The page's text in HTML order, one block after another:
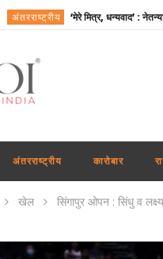
अंतरराष्ट्रीय
राजनीति
राष्ट्रीय
अंतरराष्ट्रीय
कारोबार
अंतरराष्ट्रीय
अंतरराष्ट्रीय कारोबार
खेल सिंगापुर ओपन : सिंधु व